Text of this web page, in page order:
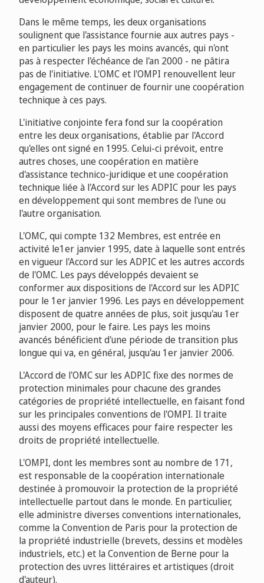
Dans le même temps, les deux organisations
soulignent que l'assistance fournie aux autres pays -
en particulier les pays les moins avancés, qui n'ont
pas à respecter l'échéance de l'an 2000 - ne pâtira
pas de l'initiative. L'OMC et l'OMPI renouvellent leur
engagement de continuer de fournir une coopération
technique à ces pays.
L'initiative conjointe fera fond sur la coopération
entre les deux organisations, établie par l'Accord
qu'elles ont signé en 1995. Celui-ci prévoit, entre
autres choses, une coopération en matière
d'assistance technico-juridique et une coopération
technique liée à l'Accord sur les ADPIC pour les pays
en développement qui sont membres de l'une ou
l'autre organisation.
L'OMC, qui compte 132 Membres, est entrée en
activité le1er janvier 1995, date à laquelle sont entrés
en vigueur l'Accord sur les ADPIC et les autres accords
de l'OMC. Les pays développés devaient se
conformer aux dispositions de l'Accord sur les ADPIC
pour le 1er janvier 1996. Les pays en développement
disposent de quatre années de plus, soit jusqu'au 1er
janvier 2000, pour le faire. Les pays les moins
avancés bénéficient d'une période de transition plus
longue qui va, en général, jusqu'au 1er janvier 2006.
L'Accord de l'OMC sur les ADPIC fixe des normes de
protection minimales pour chacune des grandes
catégories de propriété intellectuelle, en faisant fond
sur les principales conventions de l'OMPI. Il traite
aussi des moyens efficaces pour faire respecter les
droits de propriété intellectuelle.
L'OMPI, dont les membres sont au nombre de 171,
est responsable de la coopération internationale
destinée à promouvoir la protection de la propriété
intellectuelle partout dans le monde. En particulier,
elle administre diverses conventions internationales,
comme la Convention de Paris pour la protection de
la propriété industrielle (brevets, dessins et modèles
industriels, etc.) et la Convention de Berne pour la
protection des uvres littéraires et artistiques (droit
d'auteur).